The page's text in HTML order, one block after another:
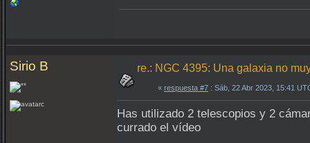
Sirio B re.: NGC 4395: Una galaxia no
« respuesta #7 : Sáb, 22 Abr 2023, 15:41
Has utilizado 2 telescopios y 2
currado el vídeo